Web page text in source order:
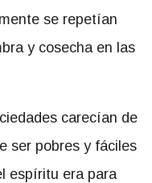
se repetían
y cosecha en las
carecían de
ser pobres y fáciles
espíritu era para